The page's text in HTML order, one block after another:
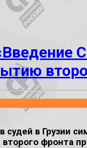
в Грузии
фронта